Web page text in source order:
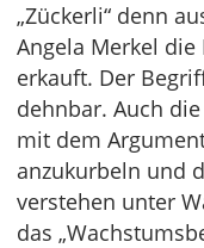
„Zückerli“ denn
Angela Merkel
erkauft. Der
dehnbar. Auch
mit dem
anzukurbeln und
verstehen unter
das